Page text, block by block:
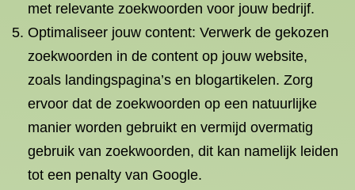
met relevante zoekwoorden voor jouw bedrijf.
Optimaliseer jouw content: Verwerk de gekozen
zoekwoorden in de content op jouw website,
zoals landingspagina’s en blogartikelen. Zorg
ervoor dat de zoekwoorden op een natuurlijke
manier worden gebruikt en vermijd overmatig
gebruik van zoekwoorden, dit kan namelijk leiden
tot een penalty van Google.